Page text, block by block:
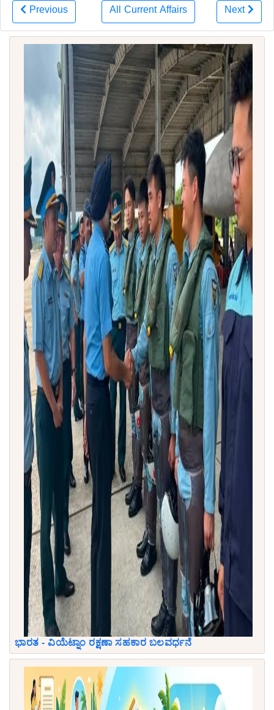
Previous All Current Affairs Next
ಭಾರತ - ವಿಯೆಟ್ನಾಂ ರಕ್ಷಣಾ ಸಹಕಾರ ಬಲವರ್ಧನೆ